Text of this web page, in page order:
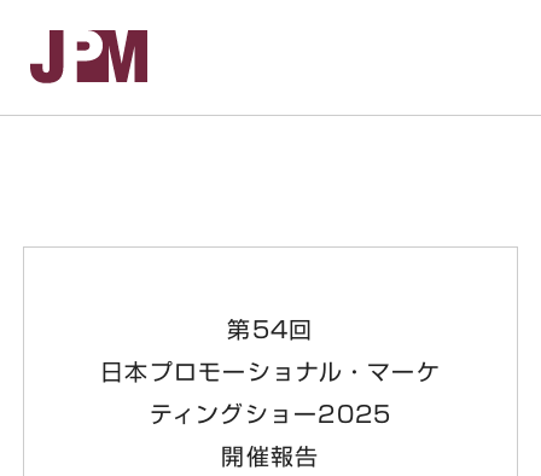
第54回
日本プロモーショナル・マーケ
ティングショー2025
開催報告